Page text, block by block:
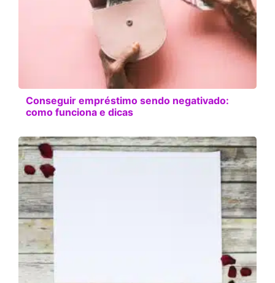
Conseguir empréstimo sendo negativado:
como funciona e dicas